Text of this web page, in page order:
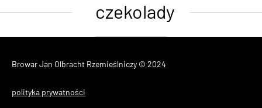
czekolady
Browar Jan Olbracht Rzemieślniczy © 2024
polityka prywatności